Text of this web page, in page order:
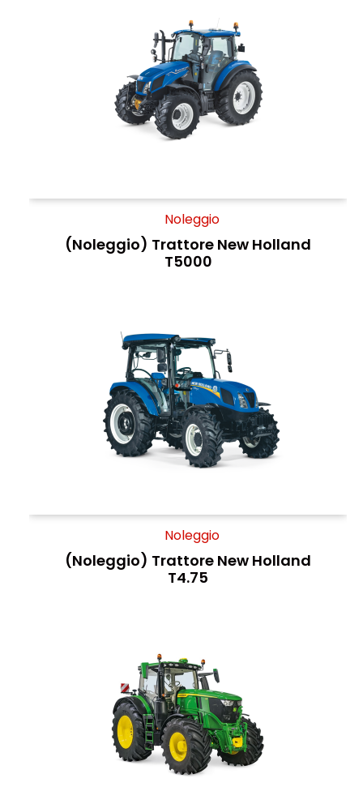
Noleggio
(Noleggio) Trattore New Holland
T5000
Noleggio
(Noleggio) Trattore New Holland
T4.75